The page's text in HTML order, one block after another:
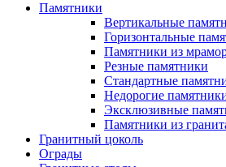
Памятники
Вертикальные
Горизонтальные
Памятники из
Резные памятники
Стандартные
Недорогие
Эксклюзивные
Памятники из
Гранитный цоколь
Ограды